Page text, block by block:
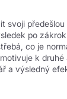
svoji
po
co je
k druhé
a výsledný